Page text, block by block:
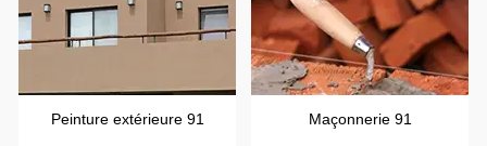
Peinture extérieure 91 Maçonnerie 91